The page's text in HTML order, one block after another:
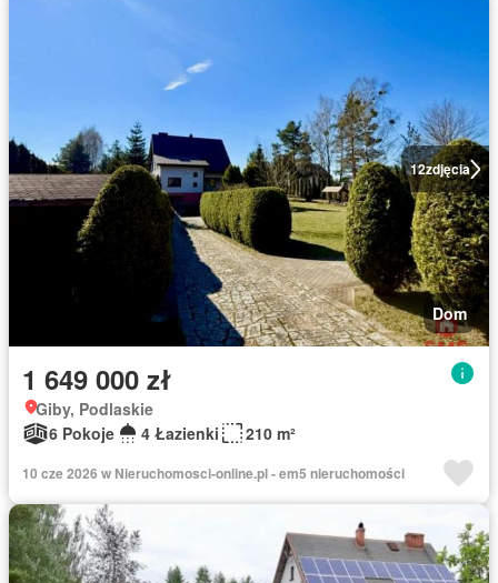
12zdjęcia
Dom
1 649 000 zł
Giby, Podlaskie
6 Pokoje
4 Łazienki 210 m²
10 cze 2026 w Nieruchomosci-online.pl - em5 nieruchomości